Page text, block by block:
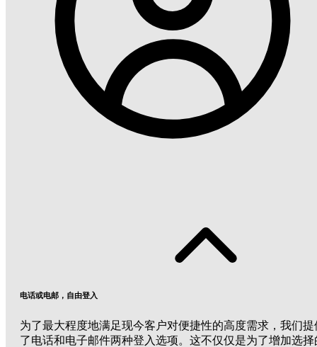
电话或电邮，自由登入
为了最大程度地满足现今客户对便捷性的高度需求，我们提
了电话和电子邮件两种登入选项。这不仅仅是为了增加选择